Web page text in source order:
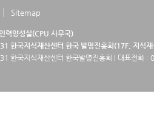
Sitemap
력양성실(CPU 사무국)
한국지식재산센터 한국 발명진흥회(17F, 지식
한국지식재산센터 한국발명진흥회 | 대표전화